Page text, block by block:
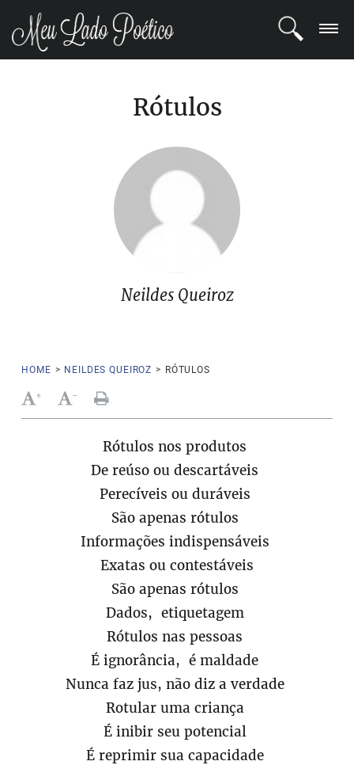
Rótulos
Neildes Queiroz
HOME > NEILDES QUEIROZ > RÓTULOS
+ -
Rótulos nos produtos
De reúso ou descartáveis
Perecíveis ou duráveis
São apenas rótulos
Informações indispensáveis
Exatas ou contestáveis
São apenas rótulos
Dados, etiquetagem
Rótulos nas pessoas
É ignorância, é maldade
Nunca faz jus, não diz a verdade
Rotular uma criança
É inibir seu potencial
É reprimir sua capacidade